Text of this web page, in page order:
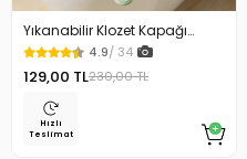
Yıkanabilir Klozet Kapağı
Süngeri Su Geçirmez
4.9/ 34
129,00 TL230,00 TL
Hızlı
Teslimat